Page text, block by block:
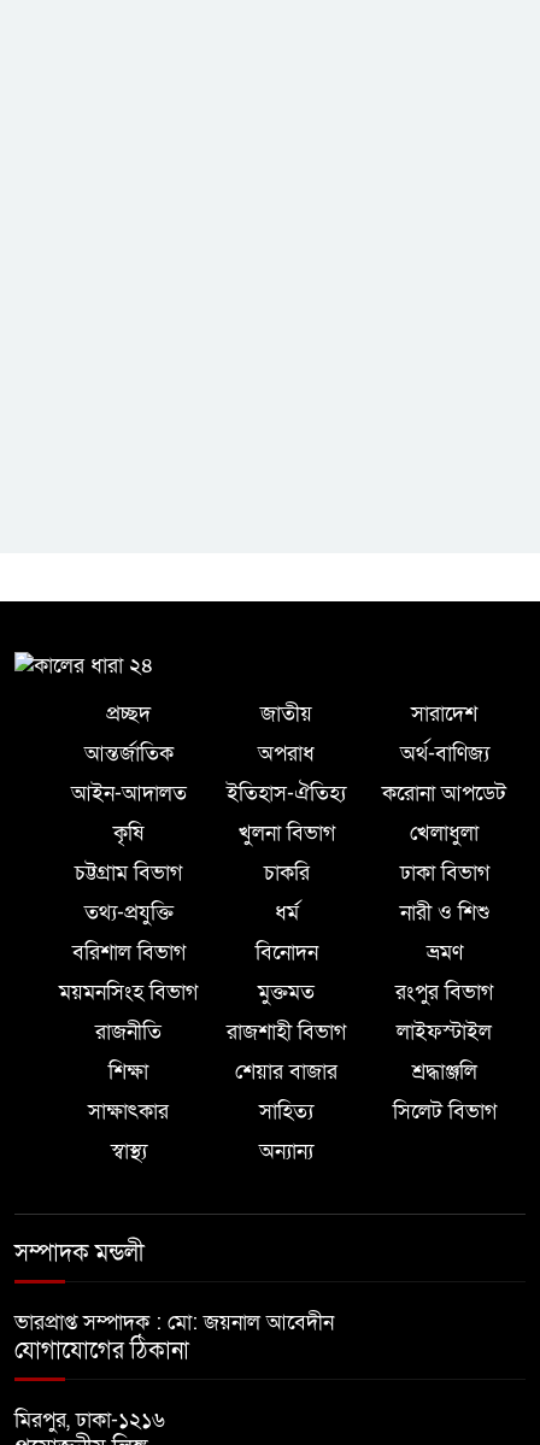
প্রচ্ছদ জাতীয়
সারাদেশ
আন্তর্জাতিক
অপরাধ
অর্থ-বাণিজ্য
আইন-আদালত
ইতিহাস-ঐতিহ্য
করোনা আপডেট
কৃষি
খুলনা বিভাগ
খেলাধুলা
চট্টগ্রাম বিভাগ
চাকরি
ঢাকা বিভাগ
তথ্য-প্রযুক্তি
ধর্ম
নারী ও শিশু
বরিশাল বিভাগ
বিনোদন
ভ্রমণ
ময়মনসিংহ বিভাগ
মুক্তমত
রংপুর বিভাগ
রাজনীতি
রাজশাহী বিভাগ
লাইফস্টাইল
শিক্ষা
শেয়ার বাজার
শ্রদ্ধাঞ্জলি
সাক্ষাৎকার
সাহিত্য
সিলেট বিভাগ
স্বাস্থ্য
অন্যান্য
সম্পাদক মন্ডলী
ভারপ্রাপ্ত সম্পাদক : মো: জয়নাল আবেদীন
যোগাযোগের ঠিকানা
মিরপুর, ঢাকা-১২১৬